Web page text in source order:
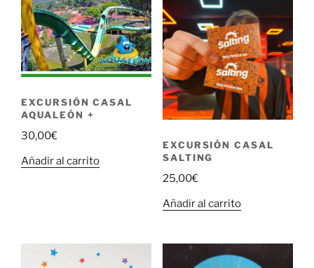
EXCURSIÓN CASAL
AQUALEÓN +
30,00€
Añadir al carrito
EXCURSIÓN CASAL
SALTING
25,00€
Añadir al carrito